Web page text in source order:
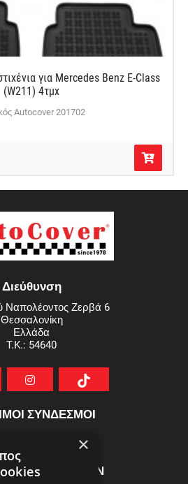
για Mercedes Benz E-Class
(W211) 4τμχ
Autocover 201702
Διεύθυνση
Ναπολέοντος Ζερβά 6
Θεσσαλονίκη
Ελλάδα
T.K.: 54640
ΣΥΝΔΕΣΜΟΙ
ΠΕΛΑΤΩΝ
×